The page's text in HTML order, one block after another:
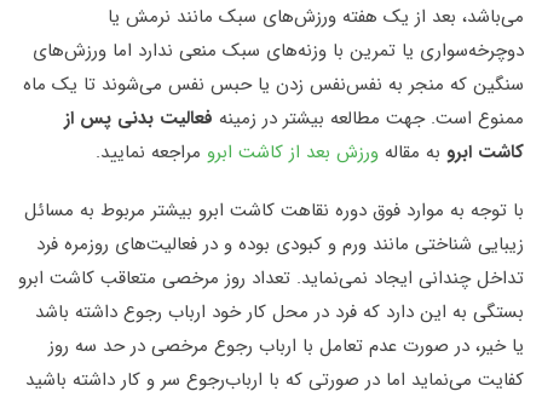
می‌باشد، بعد از یک هفته ورزش‌های سبک مانند نرمش یا
دوچرخه‌سواری یا تمرین با وزنه‌های سبک منعی ندارد اما ورزش‌های
سنگین که منجر به نفس‌نفس زدن یا حبس نفس می‌شوند تا یک ماه
ممنوع است. جهت مطالعه بیشتر در زمینه فعالیت بدنی پس از
کاشت ابرو به مقاله ورزش بعد از کاشت ابرو مراجعه نمایید.
با توجه به موارد فوق دوره نقاهت کاشت ابرو بیشتر مربوط به مسائل
زیبایی شناختی مانند ورم و کبودی بوده و در فعالیت‌های روزمره فرد
تداخل چندانی ایجاد نمی‌نماید. تعداد روز مرخصی متعاقب کاشت ابرو
بستگی به این دارد که فرد در محل کار خود ارباب رجوع داشته باشد
یا خیر، در صورت عدم تعامل با ارباب رجوع مرخصی در حد سه روز
کفایت می‌نماید اما در صورتی که با ارباب‌رجوع سر و کار داشته باشید